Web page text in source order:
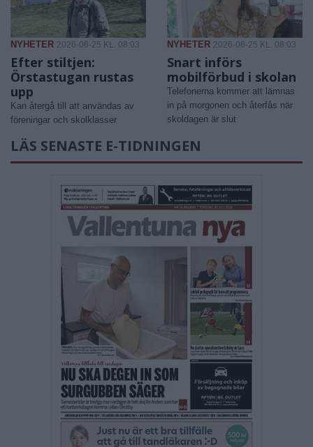
NYHETER 2026-06-25 KL. 08:03
Efter stiltjen:
Örstastugan rustas
upp
Kan återgå till att användas av
föreningar och skolklasser
NYHETER 2026-06-25 KL. 08:03
Snart införs
mobilförbud i skolan
Telefonerna kommer att lämnas
in på morgonen och återfås när
skoldagen är slut
LÄS SENASTE E-TIDNINGEN